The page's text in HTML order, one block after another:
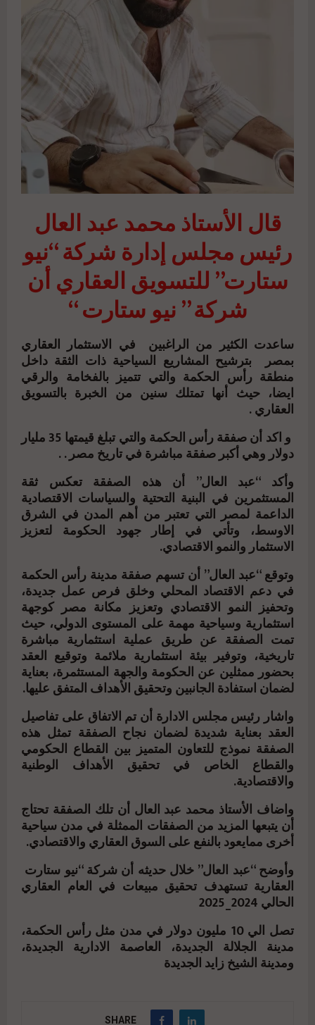
%d8%b1%d8%a3%d8%b3-
%d8%a7%d9%84%d8%ad/" href="#">
قال الأستاذ محمد عبد العال
رئيس مجلس إدارة شركة “نيو
ستارت” للتسويق العقاري أن
شركة ” نيو ستارت “
ساعدت الكثير من الراغبين في الاستثمار العقاري
بمصر بترشيح المشاريع السياحية ذات الثقة داخل
منطقة رأس الحكمة والتي تتميز بالفخامة والرقي
ايضا، حيث أنها تمتلك سنين من الخبرة بالتسويق
العقاري .
و اكد أن صفقة رأس الحكمة والتي تبلغ قيمتها 35 مليار
دولار وهي أكبر صفقة مباشرة في تاريخ مصر . .
وأكد “عبد العال” أن هذه الصفقة تعكس ثقة
المستثمرين في البنية التحتية والسياسات الاقتصادية
الداعمة لمصر التي تعتبر من أهم المدن في الشرق
الاوسط، وتأتي في إطار جهود الحكومة لتعزيز
الاستثمار والنمو الاقتصادي.
وتوقع “عبد العال” أن تسهم صفقة مدينة رأس الحكمة
في دعم الاقتصاد المحلي وخلق فرص عمل جديدة،
وتحفيز النمو الاقتصادي وتعزيز مكانة مصر كوجهة
استثمارية وسياحية مهمة على المستوى الدولي، حيث
تمت الصفقة عن طريق عملية استثمارية مباشرة
تاريخية، وتوفير بيئة استثمارية ملائمة وتوقيع العقد
بحضور ممثلين عن الحكومة والجهة المستثمرة، بعناية
لضمان استفادة الجانبين وتحقيق الأهداف المتفق عليها.
واشار رئيس مجلس الادارة أن تم الاتفاق على تفاصيل
العقد بعناية شديدة لضمان نجاح الصفقة تمثل هذه
الصفقة نموذج للتعاون المتميز بين القطاع الحكومي
والقطاع الخاص في تحقيق الأهداف الوطنية
والاقتصادية.
واضاف الأستاذ محمد عبد العال أن تلك الصفقة تحتاج
أن يتبعها المزيد من الصفقات الممثلة في مدن سياحية
أخرى ممايعود بالنفع على السوق العقاري والاقتصادي.
وأوضح “عبد العال” خلال حديثه أن شركة “نيو ستارت
العقارية تستهدف تحقيق مبيعات في العام العقاري
الحالي 2024_2025
تصل الي 10 مليون دولار في مدن مثل رأس الحكمة،
مدينة الجلالة الجديدة، العاصمة الادارية الجديدة،
ومدينة الشيخ زايد الجديدة
SHARE